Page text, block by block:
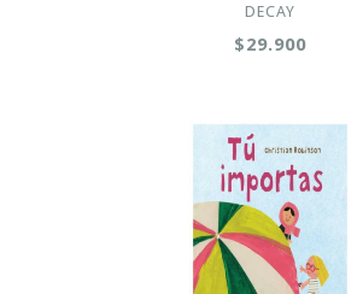
DECAY
$29.900